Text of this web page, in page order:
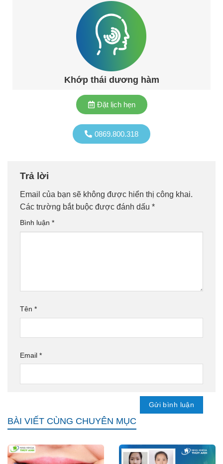
Khớp thái dương hàm
0869.800.318
Đặt lịch hẹn
Trả lời
Email của bạn sẽ không được hiển thị công khai.
Các trường bắt buộc được đánh dấu *
Bình luận *
Tên *
Email *
BÀI VIẾT CÙNG CHUYÊN MỤC